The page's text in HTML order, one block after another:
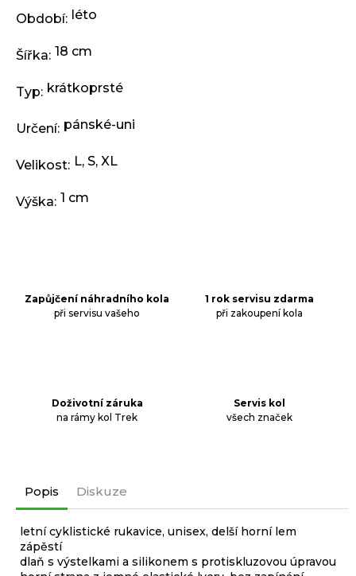
Období: léto
Šířka: 18 cm
Typ: krátkoprsté
Určení: pánské-uni
Velikost: L, S, XL
Výška: 1 cm
Zapůjčení náhradního kola
při servisu vašeho
1 rok servisu zdarma
při zakoupení kola
Doživotní záruka
na rámy kol Trek
Servis kol
všech značek
Popis Diskuze
letní cyklistické rukavice, unisex, delší horní lem
zápěstí
dlaň s výstelkami a silikonem s protiskluzovou úpravou